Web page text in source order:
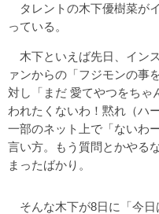
タレントの木下優樹菜が
っている。
木下といえば先日、イン
ァンからの「フジモンの事
対し「まだ 愛てやつをちゃ
われたくないわ！黙れ（ハ
一部のネット上で「ないわ
言い方。もう質問とかやる
まったばかり。
そんな木下が8日に「今